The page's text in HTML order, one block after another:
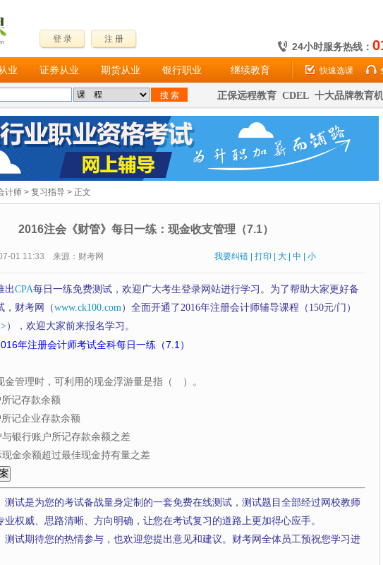
登 录 注 册
24小时服务热线：
业 证券从业 期货从业 银行职业 继续教育 快速选课
正保远程教育 CDEL 十大品牌教育
计师 > 复习指导 > 正文
2016注会《财管》每日一练：现金收支管理（7.1）
01 11:33 来源：财考网 我要纠错 打印 大 中 小
出CPA每日一练免费测试，欢迎广大考生登录网站进行学习。为了帮助大家更好备
，财考网（www.ck100.com）全面开通了2016年注册会计师辅导课程（150元/门）
），欢迎大家前来报名学习。
年注册会计师考试全科每日一练（7.1）
金管理时，可利用的现金浮游量是指（ ）。
记存款余额
记企业存款余额
银行账户所记存款余额之差
金余额超过最佳现金持有量之差
测试是为您的考试备战量身定制的一套免费在线测试，测试题目全部经过网校教师
业权威、思路清晰、方向明确，让您在考试复习的道路上更加得心应手。
测试期待您的热情参与，也欢迎您提出意见和建议。财考网全体员工预祝您学习进